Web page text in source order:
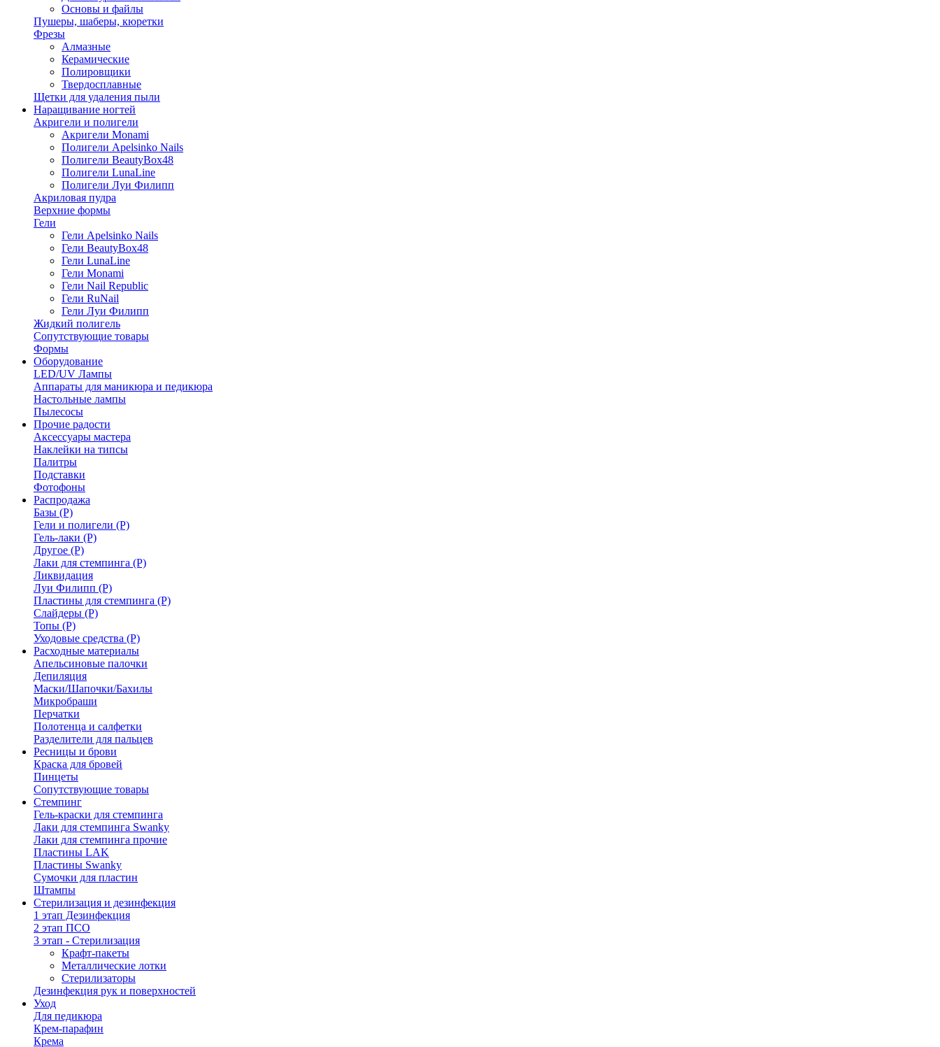
Основы и файлы
Пушеры, шаберы, кюретки
Фрезы
Алмазные
Керамические
Полировщики
Твердосплавные
Щетки для удаления пыли
Наращивание ногтей
Акригели и полигели
Акригели Monami
Полигели Apelsinko Nails
Полигели BeautyBox48
Полигели LunaLine
Полигели Луи Филипп
Акриловая пудра
Верхние формы
Гели
Гели Apelsinko Nails
Гели BeautyBox48
Гели LunaLine
Гели Monami
Гели Nail Republic
Гели RuNail
Гели Луи Филипп
Жидкий полигель
Сопутствующие товары
Формы
Оборудование
LED/UV Лампы
Аппараты для маникюра и педикюра
Настольные лампы
Пылесосы
Прочие радости
Аксессуары мастера
Наклейки на типсы
Палитры
Подставки
Фотофоны
Распродажа
Базы (Р)
Гели и полигели (Р)
Гель-лаки (Р)
Другое (Р)
Лаки для стемпинга (Р)
Ликвидация
Луи Филипп (Р)
Пластины для стемпинга (Р)
Слайдеры (Р)
Топы (Р)
Уходовые средства (Р)
Расходные материалы
Апельсиновые палочки
Депиляция
Маски/Шапочки/Бахилы
Микробраши
Перчатки
Полотенца и салфетки
Разделители для пальцев
Ресницы и брови
Краска для бровей
Пинцеты
Сопутствующие товары
Стемпинг
Гель-краски для стемпинга
Лаки для стемпинга Swanky
Лаки для стемпинга прочие
Пластины LAK
Пластины Swanky
Сумочки для пластин
Штампы
Стерилизация и дезинфекция
1 этап Дезинфекция
2 этап ПСО
3 этап - Стерилизация
Крафт-пакеты
Металлические лотки
Стерилизаторы
Дезинфекция рук и поверхностей
Уход
Для педикюра
Крем-парафин
Крема